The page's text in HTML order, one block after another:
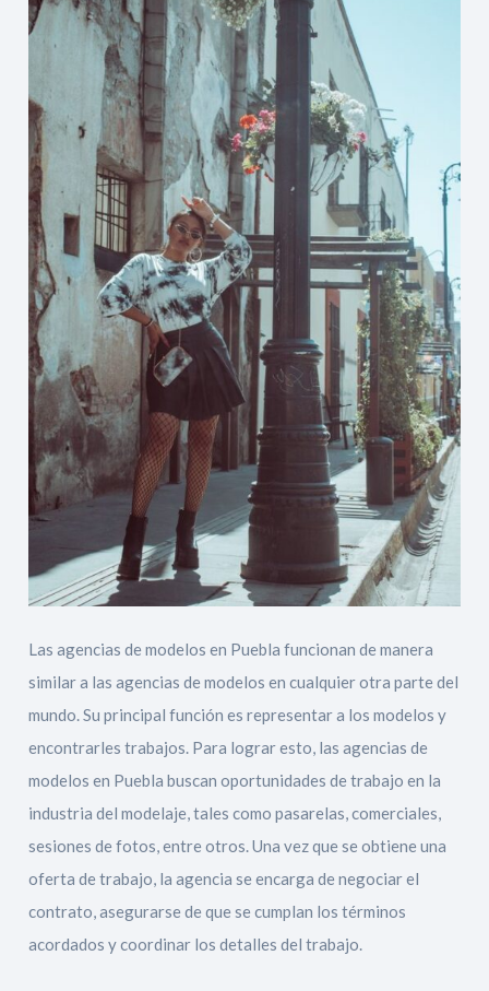
Las agencias de modelos en Puebla funcionan de manera
similar a las agencias de modelos en cualquier otra parte del
mundo. Su principal función es representar a los modelos y
encontrarles trabajos. Para lograr esto, las agencias de
modelos en Puebla buscan oportunidades de trabajo en la
industria del modelaje, tales como pasarelas, comerciales,
sesiones de fotos, entre otros. Una vez que se obtiene una
oferta de trabajo, la agencia se encarga de negociar el
contrato, asegurarse de que se cumplan los términos
acordados y coordinar los detalles del trabajo.